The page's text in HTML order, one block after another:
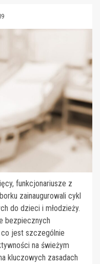
funkcjonariusze z
zainaugurowali cykl
do dzieci i młodzieży.
bezpiecznych
jest szczególnie
na świeżym
kluczowych zasadach